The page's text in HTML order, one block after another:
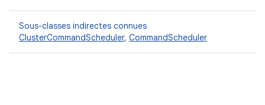
Sous-classes indirectes connues
ClusterCommandScheduler, CommandScheduler